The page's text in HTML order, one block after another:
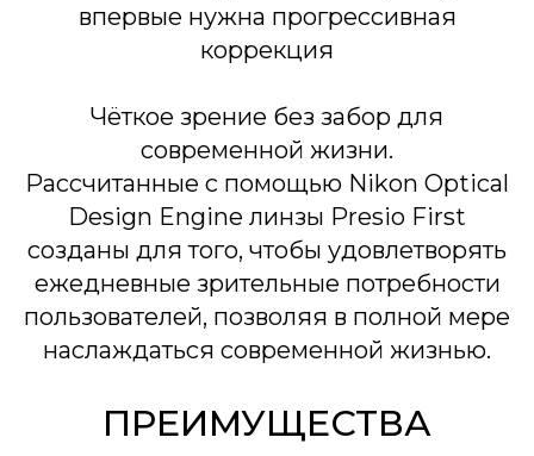
впервые нужна прогрессивная
коррекция
Чёткое зрение без забор для
современной жизни.
Рассчитанные с помощью Nikon Optical
Design Engine линзы Presio First
созданы для того, чтобы удовлетворять
ежедневные зрительные потребности
пользователей, позволяя в полной мере
наслаждаться современной жизнью.
ПРЕИМУЩЕСТВА